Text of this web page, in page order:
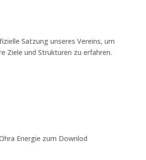
Satzung unseres Vereins, um
Ziele und Strukturen zu erfahren.
Energie zum Downlod